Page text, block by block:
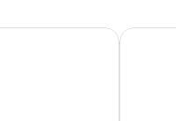
ibis